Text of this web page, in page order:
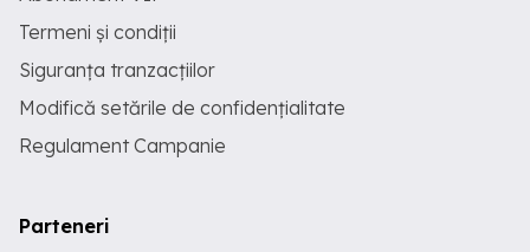
Termeni și condiții
Siguranța tranzacțiilor
Modifică setările de confidențialitate
Regulament Campanie
Parteneri